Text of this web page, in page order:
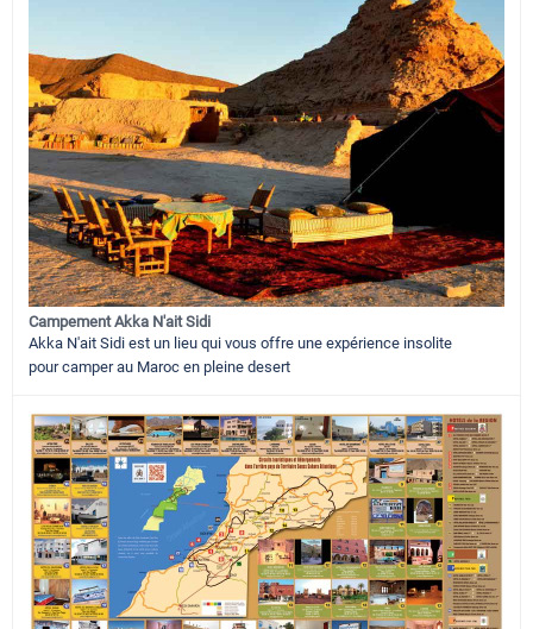
Campement Akka N'ait Sidi
Akka N'ait Sidi est un lieu qui vous offre une expérience insolite
pour camper au Maroc en pleine desert